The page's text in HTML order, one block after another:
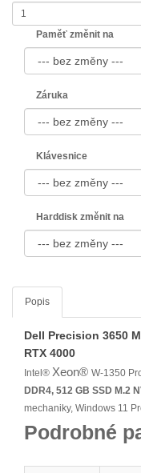
Paměť změnit na
Záruka
Klávesnice
Harddisk změnit na
Popis
Dell Precision 3650
RTX 4000
Intel® Xeon® W-1350
DDR4, 512 GB SSD M.2
mechaniky, Windows 11
Podrobné